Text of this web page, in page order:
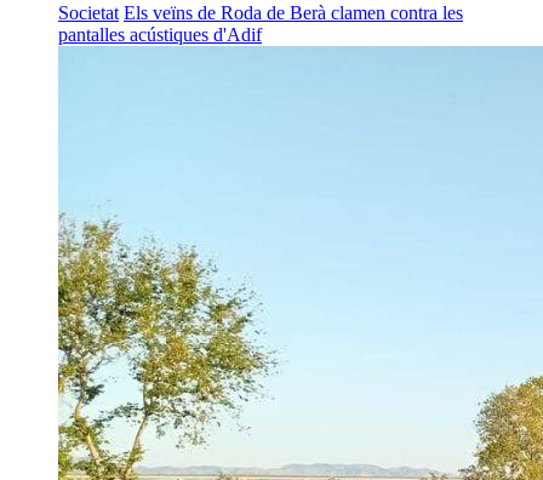
Societat Els veïns de Roda de Berà clamen contra les
pantalles acústiques d'Adif